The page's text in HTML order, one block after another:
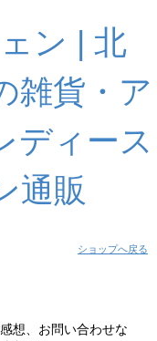
ン | 北
雑貨・ア
ディース
通販
ショップへ戻る
想、お問い合わせな